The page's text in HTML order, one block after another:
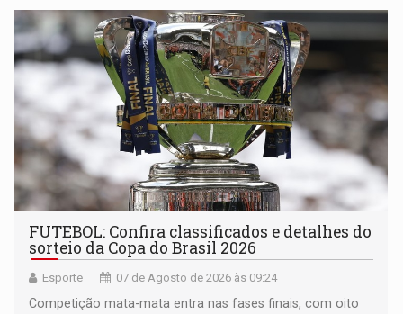
FUTEBOL: Confira classificados e detalhes do
sorteio da Copa do Brasil 2026
Esporte 07 de Agosto de 2026 às 09:24
Competição mata-mata entra nas fases finais, com oito